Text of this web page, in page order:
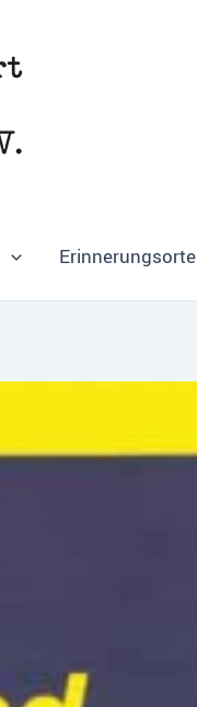
Erinnerungsorte